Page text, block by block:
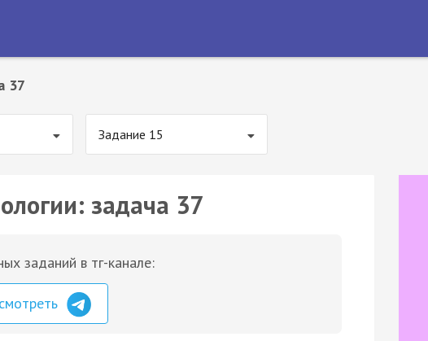
37
Задание 15
задача 37
заданий в тг-канале: